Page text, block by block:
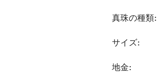
真珠の種類:
サイズ:
地金: